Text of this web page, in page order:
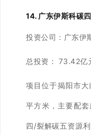
14. 广东伊斯科碳
投资公司： 广东伊
总投资： 73.42亿
项目位于揭阳市
平方米，主要配
四/裂解碳五资源